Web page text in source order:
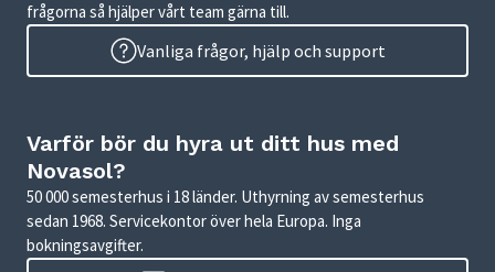
frågorna så hjälper vårt team gärna till.
Vanliga frågor, hjälp och support
Varför bör du hyra ut ditt hus med
Novasol?
50 000 semesterhus i 18 länder. Uthyrning av semesterhus
sedan 1968. Servicekontor över hela Europa. Inga
bokningsavgifter.